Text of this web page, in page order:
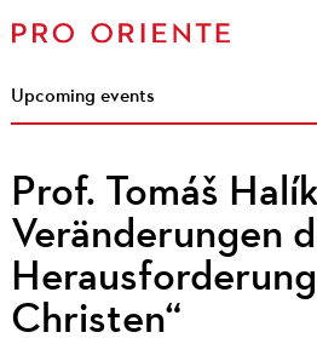
Upcoming events
Prof. Tomáš
Veränderungen
Christen“